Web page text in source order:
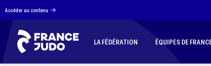
Accéder au contenu
LA FÉDÉRATION ÉQUIPES DE
Panneau de gestion des cookies